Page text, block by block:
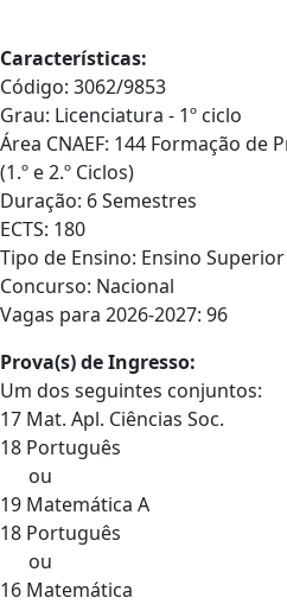
Características:
Código: 3062/9853
Grau: Licenciatura - 1º ciclo
Área CNAEF: 144 Formação de
(1.º e 2.º Ciclos)
Duração: 6 Semestres
ECTS: 180
Tipo de Ensino: Ensino
Concurso: Nacional
Vagas para 2026-2027: 96
Prova(s) de Ingresso:
Um dos seguintes conjuntos:
17 Mat. Apl. Ciências Soc.
18 Português
ou
19 Matemática A
18 Português
ou
16 Matemática